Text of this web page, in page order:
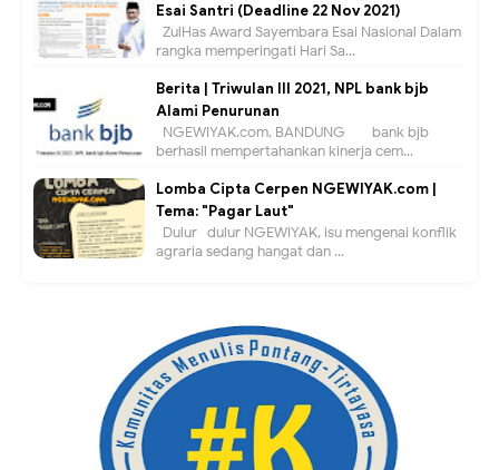
Esai Santri (Deadline 22 Nov 2021)
ZulHas Award Sayembara Esai Nasional Dalam
rangka memperingati Hari Sa...
Berita | Triwulan III 2021, NPL bank bjb
Alami Penurunan
NGEWIYAK.com, BANDUNG — bank bjb
berhasil mempertahankan kinerja cem...
Lomba Cipta Cerpen NGEWIYAK.com |
Tema: "Pagar Laut"
Dulur- dulur NGEWIYAK, isu mengenai konflik
agraria sedang hangat dan ...